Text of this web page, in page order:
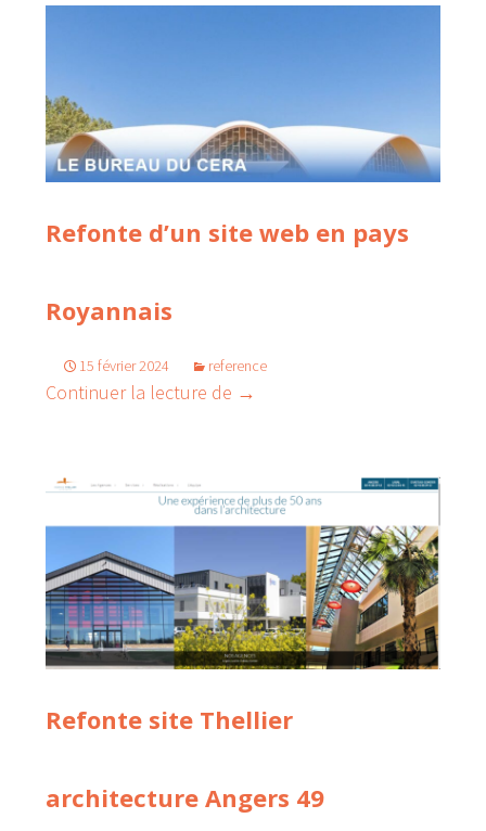
Refonte d’un site web en pays
Royannais
15 février 2024 reference
Continuer la lecture de Refonte d’un site web en pays
→
Refonte site Thellier
architecture Angers 49